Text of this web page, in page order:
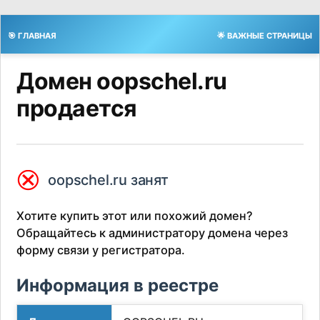
🎯 ГЛАВНАЯ 🌟 ВАЖНЫЕ СТРАНИЦЫ
Домен oopschel.ru
продается
⮿ oopschel.ru занят
Хотите купить этот или похожий домен?
Обращайтесь к администратору домена через
форму связи у регистратора.
Информация в реестре